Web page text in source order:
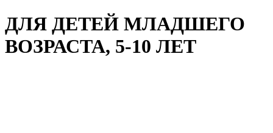
ДЛЯ ДЕТЕЙ МЛАДШЕГО
ВОЗРАСТА, 5-10 ЛЕТ